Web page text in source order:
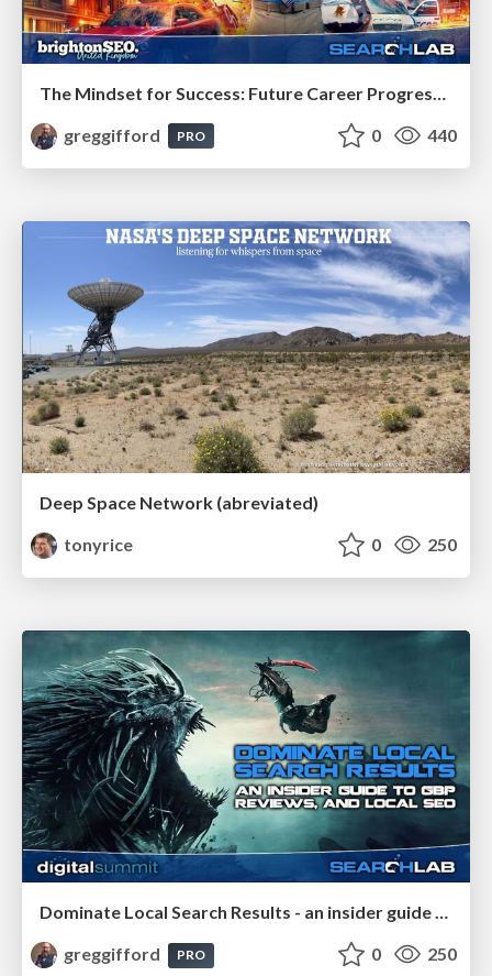
greggifford
PRO 0 440
Deep Space Network (abreviated)
tonyrice
0 250
Dominate Local Search Results - an insider guide to GBP, reviews, and Local SEO
greggifford
PRO 0 250